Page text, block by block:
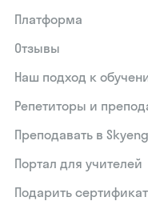
Платформа
Отзывы
Наш подход к
Репетиторы и
Преподавать в Skyeng
Портал для учителей
Подарить сертификат